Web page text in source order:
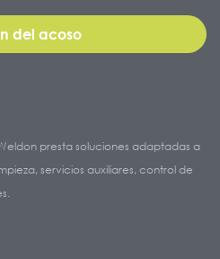
del acoso
presta soluciones adaptadas a
servicios auxiliares, control de